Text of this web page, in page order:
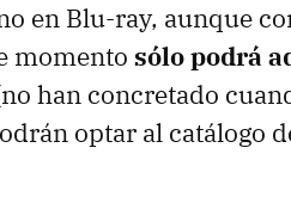
en Blu-ray, aunque
momento sólo podrá
han concretado
optar al catálogo